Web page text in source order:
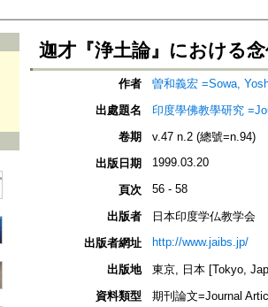
迦才『浄土論』における
作者
曽和義宏 =Sowa,
出處題名
印度學佛教學研究
卷期
v.47 n.2 (總號=n.94)
出版日期
1999.03.20
頁次 56 - 58
出版者
日本印度学仏教学会
出版者網址
http://www.jaibs.jp/
出版地
東京, 日本 [Tokyo,
資料類型
期刊論文=Journal